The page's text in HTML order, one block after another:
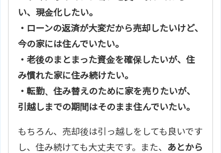
い、現金化したい。
・ローンの返済が大変だから売却したいけど、
今の家には住んでいたい。
・老後のまとまった資金を確保したいが、住
み慣れた家に住み続けたい。
・転勤、住み替えのために家を売りたいが、
引越しまでの期間はそのまま住んでいたい。
もちろん、売却後は引っ越しをしても良いです
し、住み続けても大丈夫です。また、 あとから